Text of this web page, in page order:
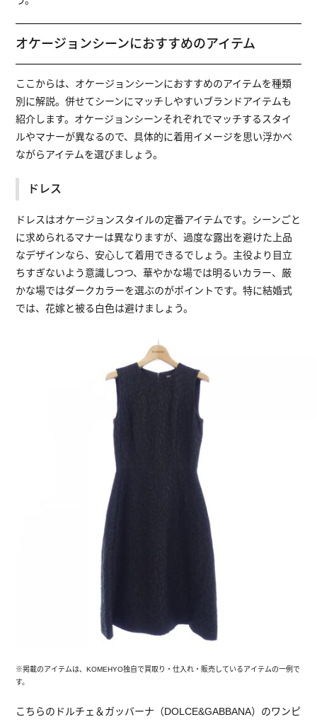
オケージョンシーンにおすすめのアイテム
ここからは、オケージョンシーンにおすすめのアイテムを種類
別に解説。併せてシーンにマッチしやすいブランドアイテムも
紹介します。オケージョンシーンそれぞれでマッチするスタイ
ルやマナーが異なるので、具体的に着用イメージを思い浮かべ
ながらアイテムを選びましょう。
ドレス
ドレスはオケージョンスタイルの定番アイテムです。シーンごと
に求められるマナーは異なりますが、過度な露出を避けた上品
なデザインなら、安心して着用できるでしょう。主役より目立
ちすぎないよう意識しつつ、華やかな場では明るいカラー、厳
かな場ではダークカラーを選ぶのがポイントです。特に結婚式
では、花嫁と被る白色は避けましょう。
※掲載のアイテムは、KOMEHYO独自で買取り・仕入れ・販売しているアイテムの一例で
す。
こちらのドルチェ＆ガッバーナ（DOLCE&GABBANA）のワンピ